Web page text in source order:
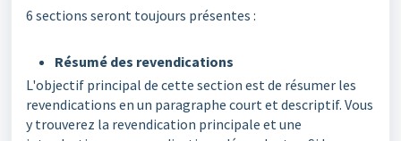
6 sections seront toujours présentes :
Résumé des revendications
L'objectif principal de cette section est de résumer les
revendications en un paragraphe court et descriptif. Vous
y trouverez la revendication principale et une